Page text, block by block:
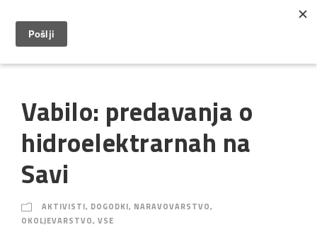
Vabilo: predavanja o
hidroelektrarnah na
Savi
AKTIVISTI, DOGODKI, NARAVOVARSTVO,
OKOLJEVARSTVO, VSE